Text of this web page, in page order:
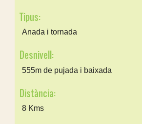
Tipus:
Anada i tornada
Desnivell:
555m de pujada i baixada
Distància:
8 Kms